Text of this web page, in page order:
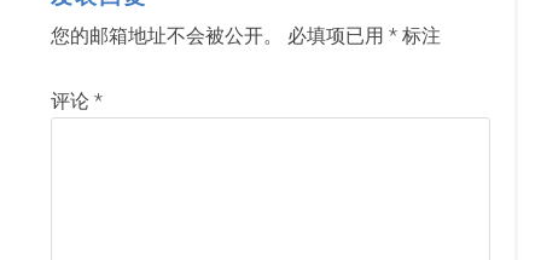
您的邮箱地址不会被公开。 必填项已用* 标注
评论*